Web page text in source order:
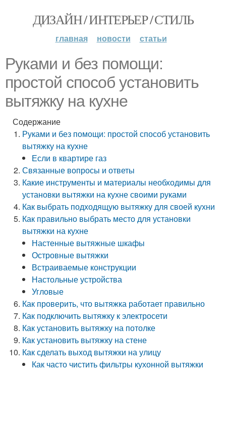
ДИЗАЙН / ИНТЕРЬЕР / СТИЛЬ
главная новости статьи
Руками и без помощи:
простой способ установить
вытяжку на кухне
Содержание
Руками и без помощи: простой способ установить
вытяжку на кухне
Если в квартире газ
Связанные вопросы и ответы
Какие инструменты и материалы необходимы для
установки вытяжки на кухне своими руками
Как выбрать подходящую вытяжку для своей кухни
Как правильно выбрать место для установки
вытяжки на кухне
Настенные вытяжные шкафы
Островные вытяжки
Встраиваемые конструкции
Настольные устройства
Угловые
Как проверить, что вытяжка работает правильно
Как подключить вытяжку к электросети
Как установить вытяжку на потолке
Как установить вытяжку на стене
Как сделать выход вытяжки на улицу
Как часто чистить фильтры кухонной вытяжки